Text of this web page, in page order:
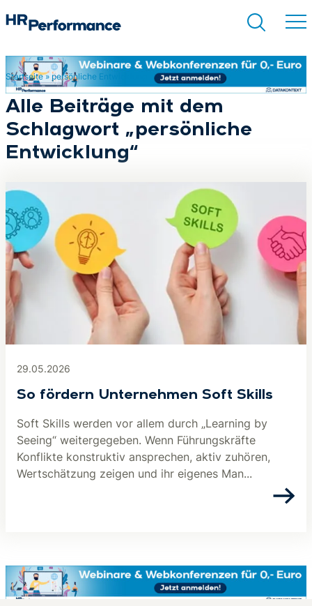
Suchen
Startseite» persönliche Entwicklung
Alle Beiträge mit dem
Schlagwort „persönliche
Entwicklung“
29.05.2026
So fördern Unternehmen Soft Skills
Soft Skills werden vor allem durch „Learning by
Seeing“ weitergegeben. Wenn Führungskräfte
Konflikte konstruktiv ansprechen, aktiv zuhören,
Wertschätzung zeigen und ihr eigenes Man...